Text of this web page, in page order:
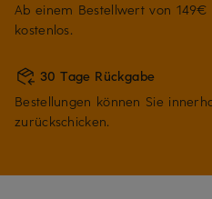
Ab einem Bestellwert von
kostenlos.
30 Tage Rückgabe
Bestellungen können Sie
zurückschicken.